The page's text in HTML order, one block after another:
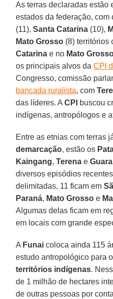
As terras declaradas estão
estados da federação, com
(11),Santa Catarina (10),
Mato Grosso (8) territórios
Catarina e no Mato
os principais alvos daCPI
Congresso, comissão
bancada ruralista, com
das líderes. ACPI
buscou
indígenas, antropólogos e
Entre as etnias com terras
demarcação, estão os
Kaingang, Terena e
diversos episódios
delimitadas, 11 ficam em
Paraná, Mato Grossoe
Algumas delas ficam em
em locais com grande
A Funai coloca ainda 115
estudo antropológico para
territórios indígenas.
de 1 milhão de hectares
de outras pessoas por